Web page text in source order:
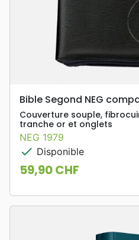
Bible Segond NEG
Couverture souple,
tranche or et onglets
NEG 1979
check Disponible
Prix
59,90 CHF